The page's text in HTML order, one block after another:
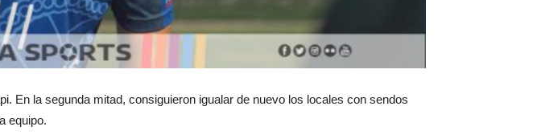
En la segunda mitad, consiguieron igualar de nuevo los locales con sendos
equipo.